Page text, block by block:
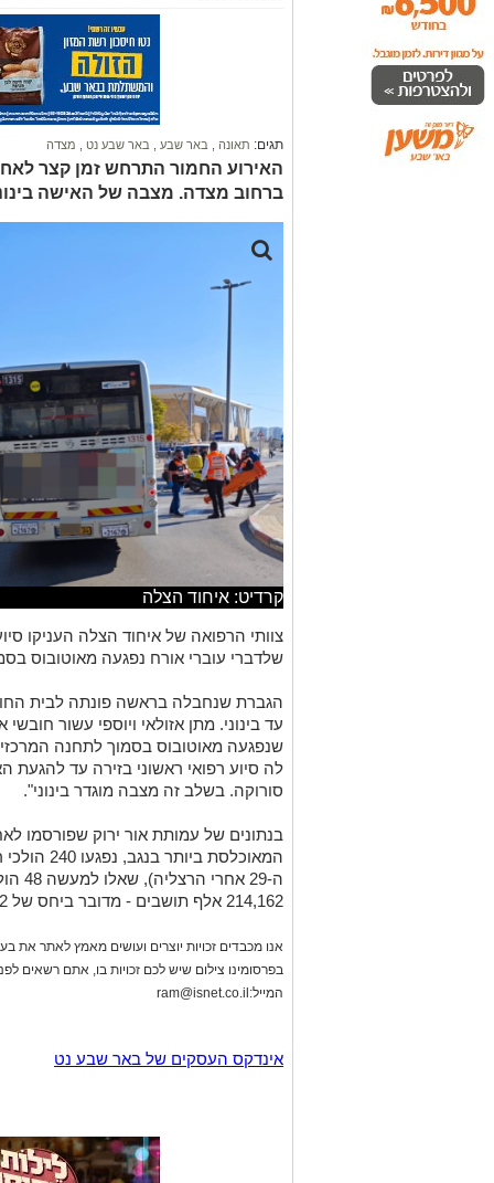
תגים: תאונה באר שבע באר שבע נט מצדה
ברחוב מצדה. מצבה של האישה
קרדיט: איחוד הצלה
שלדברי עוברי אורח נפגעה מאוטובוס
הגברת שנחבלה בראשה פונתה לבית
עד בינוני. מתן אזולאי ויוספי עשור
שנפגעה מאוטובוס בסמוך לתחנה
לה סיוע רפואי ראשוני בזירה עד להגעת
סורוקה. בשלב זה מצבה מוגדר בינוני".
בנתונים של עמותת אור ירוק שפורסמו
המאוכלסת
ה-29
214,162 אלף תושבים - מדובר ביחס של 0.22 נפגעים לאלף תושבים.
אנו מכבדים זכויות יוצרים ועושים מאמץ לאתר את
בפרסומינו צילום שיש לכם זכויות בו, אתם רשאים
המייל: ram@isnet.co.il
אינדקס העסקים של באר שבע נט